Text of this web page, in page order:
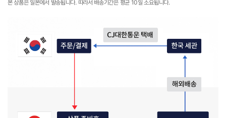
본 상품은 일본에서 발송됩니다. 따라서 배송기간은 평균 10일 소요됩니다.